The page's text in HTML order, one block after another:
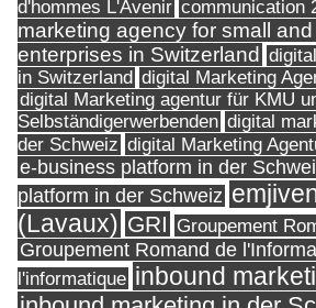
d'hommes L'Avenir communication
marketing agency for small
enterprises in Switzerland
in Switzerland digital Marketing
digital Marketing agentur für KMU
Selbständigerwerbenden digital
der Schweiz digital Marketing
e-business platform in der
platform in der Schweiz
(Lavaux) GRI Groupement
Groupement Romand de
l'informatique inbound